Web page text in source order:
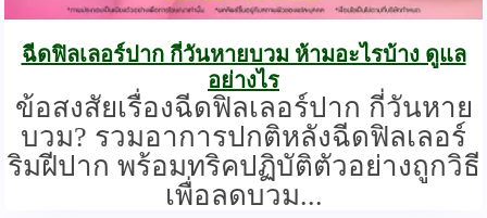
ฉีดฟิลเลอร์ปาก กี่วันหายบวม ห้ามอะไรบ้าง ดูแล
อย่างไร
ข้อสงสัยเรื่องฉีดฟิลเลอร์ปาก กี่วันหาย
บวม? รวมอาการปกติหลังฉีดฟิลเลอร์
ริมฝีปาก พร้อมทริคปฏิบัติตัวอย่างถูกวิธี
เพื่อลดบวม...